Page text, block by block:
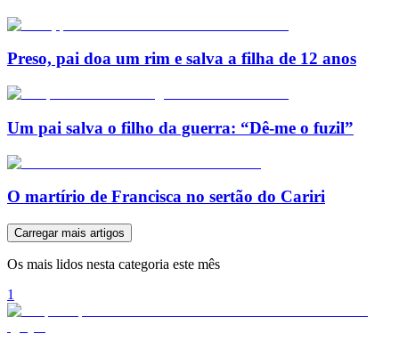
Preso, pai doa um rim e salva a filha de 12 anos
Um pai salva o filho da guerra: “Dê-me o fuzil”
O martírio de Francisca no sertão do Cariri
Carregar mais artigos
Os mais lidos nesta categoria este mês
1